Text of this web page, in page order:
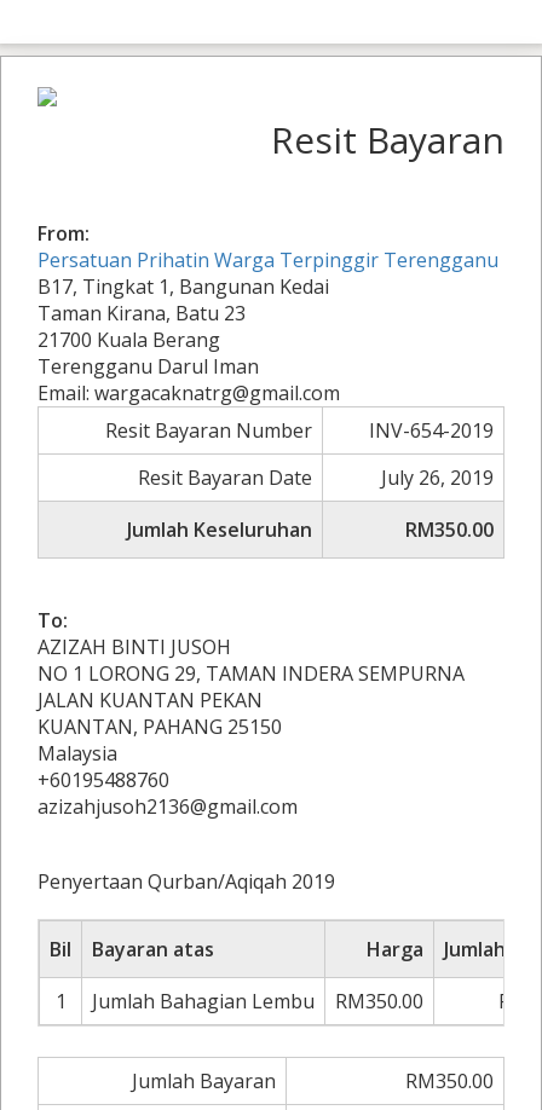
Resit Bayaran
From:
Persatuan Prihatin Warga Terpinggir Terengganu
B17, Tingkat 1, Bangunan Kedai
Taman Kirana, Batu 23
21700 Kuala Berang
Terengganu Darul Iman
Email: wargacaknatrg@gmail.com
Resit Bayaran Number
INV-654-2019
Resit Bayaran Date
July 26, 2019
Jumlah Keseluruhan
RM350.00
To:
AZIZAH BINTI JUSOH
NO 1 LORONG 29, TAMAN INDERA SEMPURNA
JALAN KUANTAN PEKAN
KUANTAN, PAHANG 25150
Malaysia
+60195488760
azizahjusoh2136@gmail.com
Penyertaan Qurban/Aqiqah 2019
Bil Bayaran atas Harga
Jumlah
1
Jumlah Bahagian Lembu RM350.00
Jumlah Bayaran
RM350.00